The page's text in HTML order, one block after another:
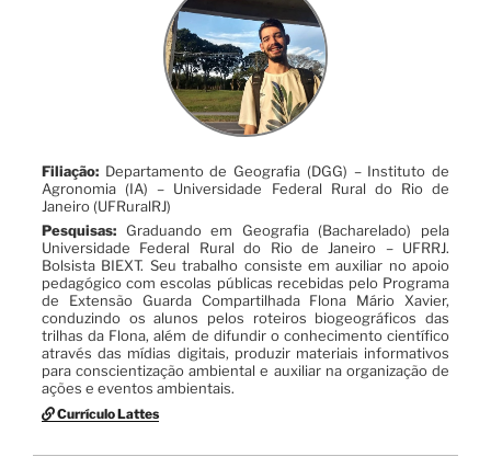
Filiação: Departamento de Geografia (DGG) – Instituto de
Agronomia (IA) – Universidade Federal Rural do Rio de
Janeiro (UFRuralRJ)
Pesquisas: Graduando em Geografia (Bacharelado) pela
Universidade Federal Rural do Rio de Janeiro – UFRRJ.
Bolsista BIEXT. Seu trabalho consiste em auxiliar no apoio
pedagógico com escolas públicas recebidas pelo Programa
de Extensão Guarda Compartilhada Flona Mário Xavier,
conduzindo os alunos pelos roteiros biogeográficos das
trilhas da Flona, além de difundir o conhecimento científico
através das mídias digitais, produzir materiais informativos
para conscientização ambiental e auxiliar na organização de
ações e eventos ambientais.
Currículo Lattes